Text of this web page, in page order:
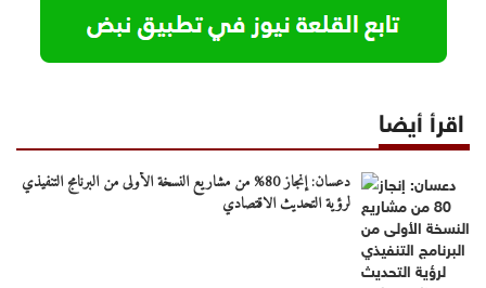
اقرأ أيضا
دعسان: إنجاز 80% من مشاريع النسخة الأولى من البرنامج التنفيذي
لرؤية التحديث الاقتصادي